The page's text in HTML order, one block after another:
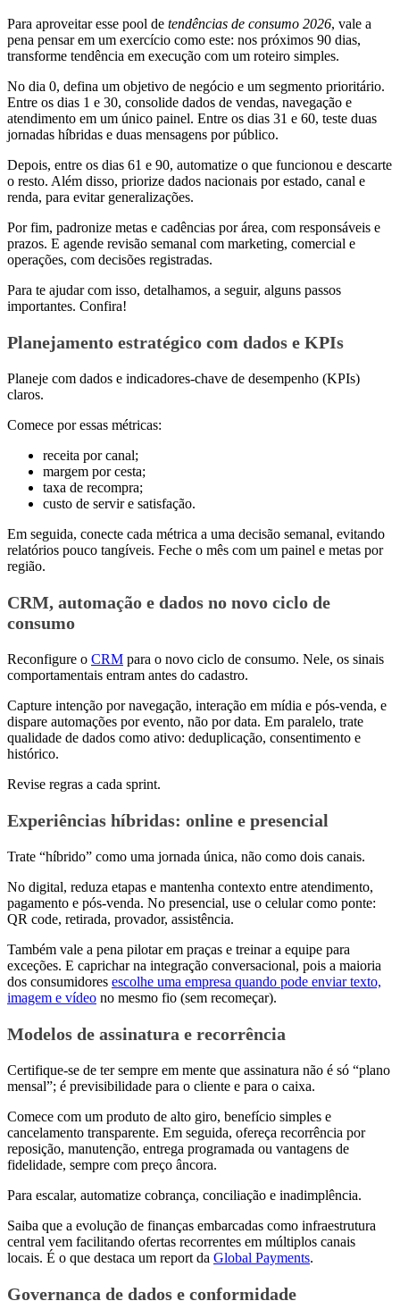
Para aproveitar esse pool de tendências de consumo 2026, vale a
pena pensar em um exercício como este: nos próximos 90 dias,
transforme tendência em execução com um roteiro simples.
No dia 0, defina um objetivo de negócio e um segmento prioritário.
Entre os dias 1 e 30, consolide dados de vendas, navegação e
atendimento em um único painel. Entre os dias 31 e 60, teste duas
jornadas híbridas e duas mensagens por público.
Depois, entre os dias 61 e 90, automatize o que funcionou e descarte
o resto. Além disso, priorize dados nacionais por estado, canal e
renda, para evitar generalizações.
Por fim, padronize metas e cadências por área, com responsáveis e
prazos. E agende revisão semanal com marketing, comercial e
operações, com decisões registradas.
Para te ajudar com isso, detalhamos, a seguir, alguns passos
importantes. Confira!
Planejamento estratégico com dados e KPIs
Planeje com dados e indicadores-chave de desempenho (KPIs)
claros.
Comece por essas métricas:
receita por canal;
margem por cesta;
taxa de recompra;
custo de servir e satisfação.
Em seguida, conecte cada métrica a uma decisão semanal, evitando
relatórios pouco tangíveis. Feche o mês com um painel e metas por
região.
CRM, automação e dados no novo ciclo de
consumo
Reconfigure o CRM para o novo ciclo de consumo. Nele, os sinais
comportamentais entram antes do cadastro.
Capture intenção por navegação, interação em mídia e pós-venda, e
dispare automações por evento, não por data. Em paralelo, trate
qualidade de dados como ativo: deduplicação, consentimento e
histórico.
Revise regras a cada sprint.
Experiências híbridas: online e presencial
Trate “híbrido” como uma jornada única, não como dois canais.
No digital, reduza etapas e mantenha contexto entre atendimento,
pagamento e pós-venda. No presencial, use o celular como ponte:
QR code, retirada, provador, assistência.
Também vale a pena pilotar em praças e treinar a equipe para
exceções. E caprichar na integração conversacional, pois a maioria
dos consumidores escolhe uma empresa quando pode enviar texto,
imagem e vídeo no mesmo fio (sem recomeçar).
Modelos de assinatura e recorrência
Certifique-se de ter sempre em mente que assinatura não é só “plano
mensal”; é previsibilidade para o cliente e para o caixa.
Comece com um produto de alto giro, benefício simples e
cancelamento transparente. Em seguida, ofereça recorrência por
reposição, manutenção, entrega programada ou vantagens de
fidelidade, sempre com preço âncora.
Para escalar, automatize cobrança, conciliação e inadimplência.
Saiba que a evolução de finanças embarcadas como infraestrutura
central vem facilitando ofertas recorrentes em múltiplos canais
locais. É o que destaca um report da Global Payments.
Governança de dados e conformidade